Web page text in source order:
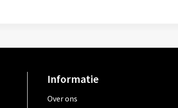
Informatie
Over ons